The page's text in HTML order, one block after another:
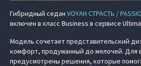
Гибридный седан VOYAH СТРАСТЬ /
включен в класс Business в сервисе
Модель сочетает представительский
комфорт, продуманный до мелочей. Для
предусмотрены решения, которые